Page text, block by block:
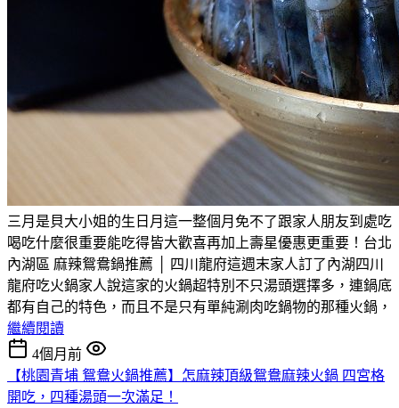
三月是貝大小姐的生日月這一整個月免不了跟家人朋友到處吃
喝吃什麼很重要能吃得皆大歡喜再加上壽星優惠更重要！台北
內湖區 麻辣鴛鴦鍋推薦 │ 四川龍府這週末家人訂了內湖四川
龍府吃火鍋家人說這家的火鍋超特別不只湯頭選擇多，連鍋底
都有自己的特色，而且不是只有單純涮肉吃鍋物的那種火鍋，
繼續閱讀
4個月前
【桃園青埔 鴛鴦火鍋推薦】怎麻辣頂級鴛鴦麻辣火鍋 四宮格
開吃，四種湯頭一次滿足！